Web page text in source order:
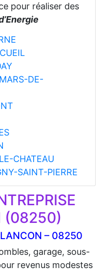
pour réaliser des
DE-
CHATEAU
SAINT-PIERRE
(08250)
– 08250
garage, sous-
revenus modestes